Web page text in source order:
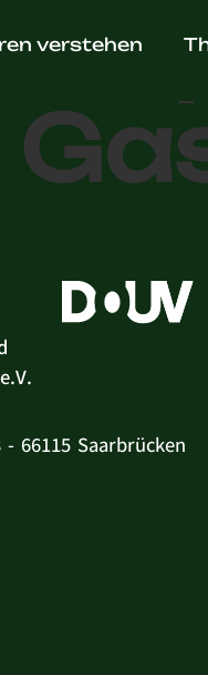
verstehen
66115 Saarbrücken